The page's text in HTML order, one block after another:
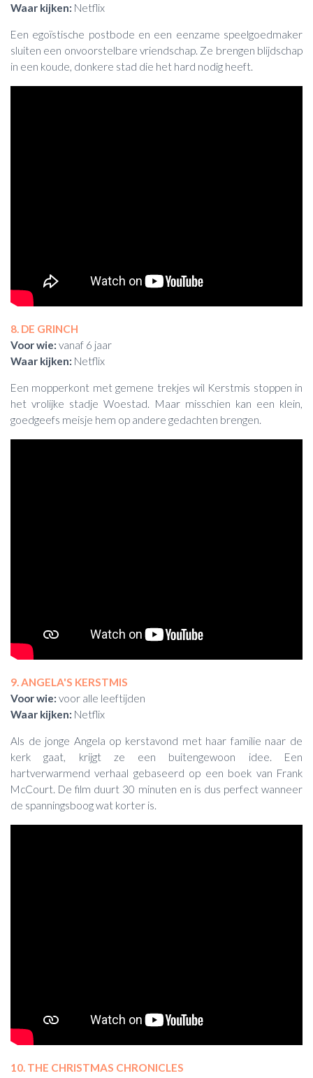
Waar kijken: Netflix
Een egoïstische postbode en een eenzame speelgoedmaker
sluiten een onvoorstelbare vriendschap. Ze brengen blijdschap
in een koude, donkere stad die het hard nodig heeft.
8. DE GRINCH
Voor wie: vanaf 6 jaar
Waar kijken: Netflix
Een mopperkont met gemene trekjes wil Kerstmis stoppen in
het vrolijke stadje Woestad. Maar misschien kan een klein,
goedgeefs meisje hem op andere gedachten brengen.
9. ANGELA'S KERSTMIS
Voor wie: voor alle leeftijden
Waar kijken: Netflix
Als de jonge Angela op kerstavond met haar familie naar de
kerk gaat, krijgt ze een buitengewoon idee. Een
hartverwarmend verhaal gebaseerd op een boek van Frank
McCourt. De film duurt 30 minuten en is dus perfect wanneer
de spanningsboog wat korter is.
10. THE CHRISTMAS CHRONICLES